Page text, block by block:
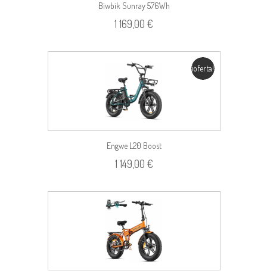
Biwbik Sunray 576Wh
1 169,00 €
¡oferta!
Engwe L20 Boost
1 149,00 €